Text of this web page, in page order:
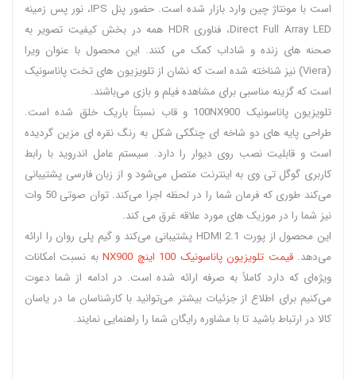
است با مونتاژ چین وارد بازار شده است. حضور پنل IPS، نور پس زمینه
Direct Full Array LED، فناوری HDR همه در بخش کیفیت تصویر به
صحنه های زنده و شاداب کمک می کنند. این محصول با عنوان ویرا
(Viera) نیز شناخته شده است که نشان از تلویزیون های تخت پاناسونیک
است که گزینه مناسبی برای مشاهده فیلم و بازی می‌باشند.
تلویزیون پاناسونیک 100NX900 و قاب نسبتاً باریک خلق شده است.
طراحی پایه های دو شاخه ای چنگکی شکل به رنگ نقره ای مزین گردیده
است و قابلیت نصب روی دیوار را دارد. سیستم عامل اندروید با رابط
کاربری گوگل تی وی به اینترنت متصل می‌شود و از زبان فارسی پشتیبانی
می‌کند طوری که فرمان شما را در لحظه اجرا می‌کند. توان صوتی 50 وات
نیز شما را در موزیک های مورد علاقه غرق می کند.
این محصول از پورت HDMI 2.1 پشتیبانی می‌کند و گیم پلی روان را ارائه
می‌دهد.قیمت تلویزیون پاناسونیک 100 اینچ NX900
به نسبت امکانات
ویژه‌‌ای که دارد کاملاً به صرفه ارائه شده است. در ادامه از شما دعوت
می‌کنیم برای اطلاع از جزئیات بیشتر می‌توانید با کارشناسان ما در یاسان
کالا در ارتباط باشید تا با مشاوره رایگان شما را راهنمایی نمایند.